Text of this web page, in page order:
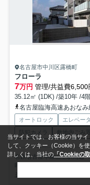
名古屋市中川区露橋町
フローラ
7万円 管理/共益費6,500
35.12㎡ (1DK) /築10年 /4
名古屋臨海高速あおな
オートロック エレベー
防犯カメラ
敷地内ごみ
名鉄名古屋本線山王駅周辺
時間ゴミ出し可能な物件で
る
当サイトでは、お客様の当サ
して、クッキー（Cookie）を使
詳しくは、当社の 「Cookieの